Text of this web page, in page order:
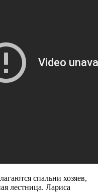
спальни хозяев,
лестница. Лариса